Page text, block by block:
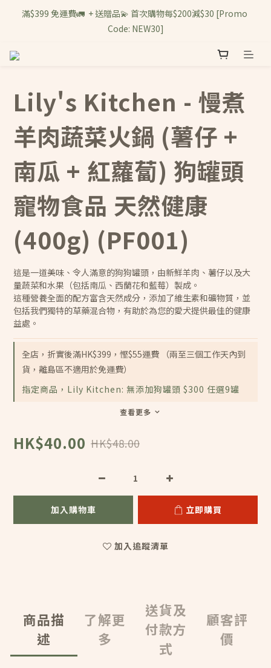
滿$399 免運費🚛  + 送贈品💫 首次購物每$200減$30 [Promo
Code: NEW30]
Lily's Kitchen - 慢煮
羊肉蔬菜火鍋 (薯仔 +
南瓜 + 紅蘿蔔) 狗罐頭
寵物食品 天然健康
(400g) (PF001)
這是一道美味、令人滿意的狗狗罐頭，由新鮮羊肉、薯仔以及大
量蔬菜和水果（包括南瓜、西蘭花和藍莓）製成。
這種營養全面的配方富含天然成分，添加了維生素和礦物質，並
包括我們獨特的草藥混合物，有助於為您的愛犬提供最佳的健康
益處。
全店，折實後滿HK$399，慳$55運費 （兩至三個工作天內到
貨，離島區不適用於免運費）
指定商品，Lily Kitchen: 無添加狗罐頭 $300 任選9罐
查看更多
HK$40.00 HK$48.00
加入購物車 立即購買
加入追蹤清單
商品描
述
了解更
多
送貨及
付款方
式
顧客評
價